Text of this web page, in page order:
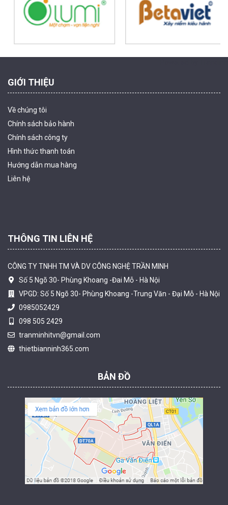
1.939.000 đ 1.080.000 đ
MUA NGAY
Camera WiFi quay quét ngoài trời EZVIZ H8 Pro 3K
2.060.000 đ
GIỚI THIỆU
Về chúng tôi
Chính sách bảo hành
Chính sách công ty
Hình thức thanh toán
Hướng dẫn mua hàng
Liên hệ
THÔNG TIN LIÊN HỆ
CÔNG TY TNHH TM VÀ DV CÔNG NGHỆ TRẦN MINH
Số 5 Ngõ 30- Phùng Khoang -Đai Mỗ - Hà Nội
VPGD: Số 5 Ngõ 30- Phùng Khoang -Trung Văn - Đại Mỗ - Hà Nội
0985052429
098 505 2429
tranminhitvn@gmail.com
thietbianninh365.com
BẢN ĐỒ